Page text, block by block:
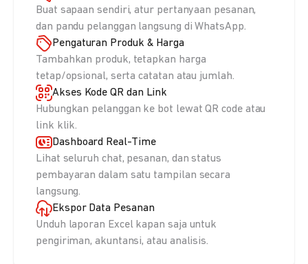
Buat sapaan sendiri, atur pertanyaan pesanan,
dan pandu pelanggan langsung di WhatsApp.
Pengaturan Produk & Harga
Tambahkan produk, tetapkan harga
tetap/opsional, serta catatan atau jumlah.
Akses Kode QR dan Link
Hubungkan pelanggan ke bot lewat QR code atau
link klik.
Dashboard Real-Time
Lihat seluruh chat, pesanan, dan status
pembayaran dalam satu tampilan secara
langsung.
Ekspor Data Pesanan
Unduh laporan Excel kapan saja untuk
pengiriman, akuntansi, atau analisis.